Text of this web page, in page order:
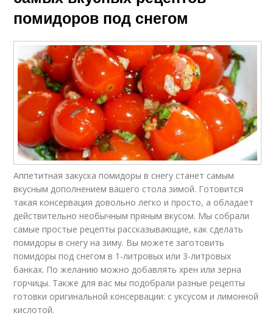
помидоров под снегом
Аппетитная закуска помидоры в снегу станет самым
вкусным дополнением вашего стола зимой. Готовится
такая консервация довольно легко и просто, а обладает
действительно необычным пряным вкусом. Мы собрали
самые простые рецепты рассказывающие, как сделать
помидоры в снегу на зиму. Вы можете заготовить
помидоры под снегом в 1-литровых или 3-литровых
банках. По желанию можно добавлять хрен или зерна
горчицы. Также для вас мы подобрали разные рецепты
готовки оригинальной консервации: с уксусом и лимонной
кислотой.